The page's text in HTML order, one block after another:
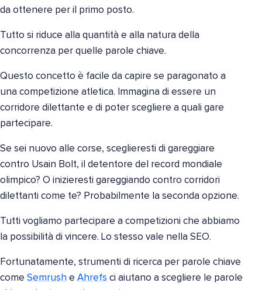
da ottenere per il primo posto.
Tutto si riduce alla quantità e alla natura della
concorrenza per quelle parole chiave.
Questo concetto è facile da capire se paragonato a
una competizione atletica. Immagina di essere un
corridore dilettante e di poter scegliere a quali gare
partecipare.
Se sei nuovo alle corse, sceglieresti di gareggiare
contro Usain Bolt, il detentore del record mondiale
olimpico? O inizieresti gareggiando contro corridori
dilettanti come te? Probabilmente la seconda opzione.
Tutti vogliamo partecipare a competizioni che abbiamo
la possibilità di vincere. Lo stesso vale nella SEO.
Fortunatamente, strumenti di ricerca per parole chiave
come Semrush e Ahrefs ci aiutano a scegliere le parole